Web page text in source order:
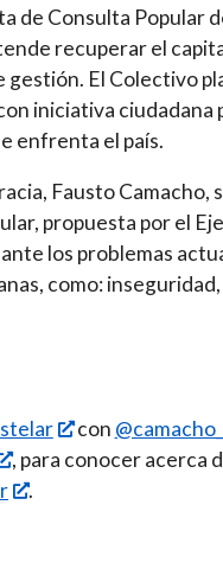
de Consulta Popular
recuperar el
gestión. El Colectivo
iniciativa ciudadana
enfrenta el país.
Fausto Camacho,
propuesta por el
ante los problemas
como:
con
, para conocer acerca
.